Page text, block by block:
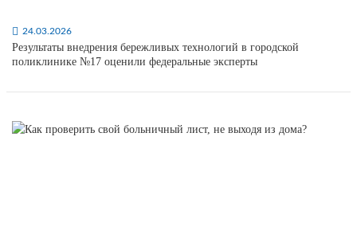
24.03.2026
Результаты внедрения бережливых технологий в городской
поликлинике №17 оценили федеральные эксперты